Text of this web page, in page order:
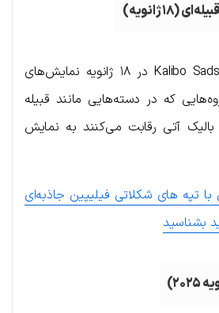
ژانویه)
مسابقه Kalibo Sadsad Ati-Atihan در ۱۸ ژانویه نمایش‌های
که در دسته‌هایی مانند قبیله
آتی رقابت می‌کنند به نمایش
با تپه ‌های شکلاتی فیلیپین جاذبه‌ای
بشناسید